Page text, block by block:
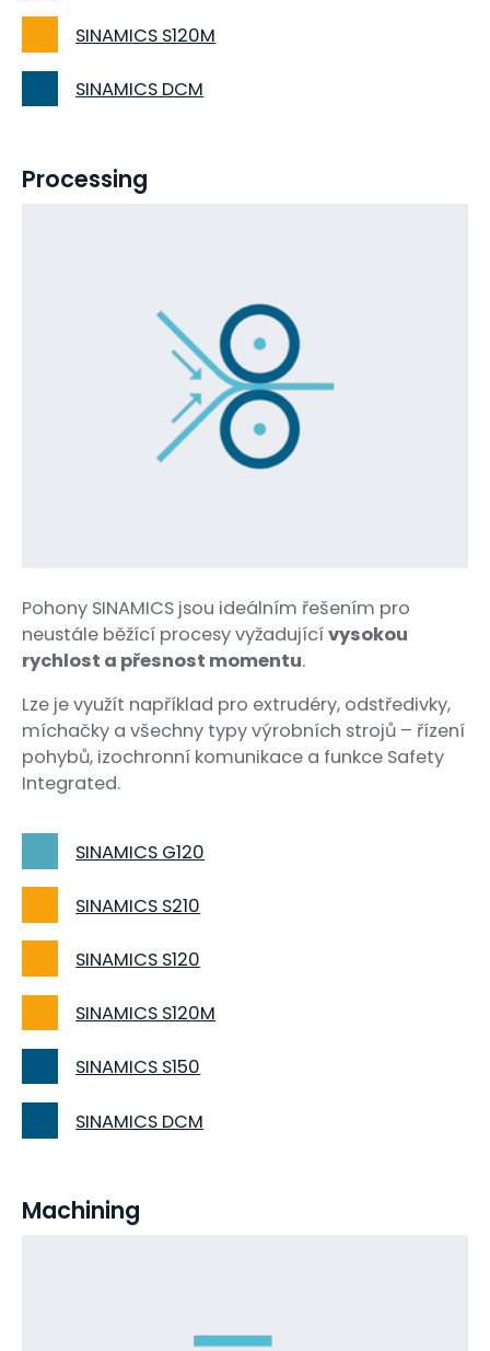
SINAMICS S120M
SINAMICS DCM
Processing
Pohony SINAMICS jsou ideálním řešením pro
neustále běžící procesy vyžadujícívysokou
rychlost a přesnost momentu.
Lze je využít například pro extrudéry, odstředivky,
míchačky a všechny typy výrobních strojů – řízení
pohybů, izochronní komunikace a funkce Safety
Integrated.
SINAMICS G120
SINAMICS S210
SINAMICS S120
SINAMICS S120M
SINAMICS S150
SINAMICS DCM
Machining